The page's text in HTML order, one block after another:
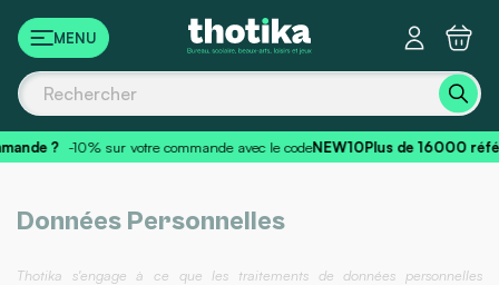
?-10% sur votre commande avec le codeNEW10Plus de 16000
Données Personnelles
Thotika s'engage à ce que les traitements de données personnelles